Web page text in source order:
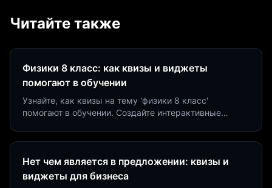
Читайте также
Физики 8 класс: как квизы и виджеты
помогают в обучении
Узнайте, как квизы на тему 'физики 8 класс'
помогают в обучении. Создайте интерактивные
Нет чем является в предложении: квизы и
виджеты для бизнеса